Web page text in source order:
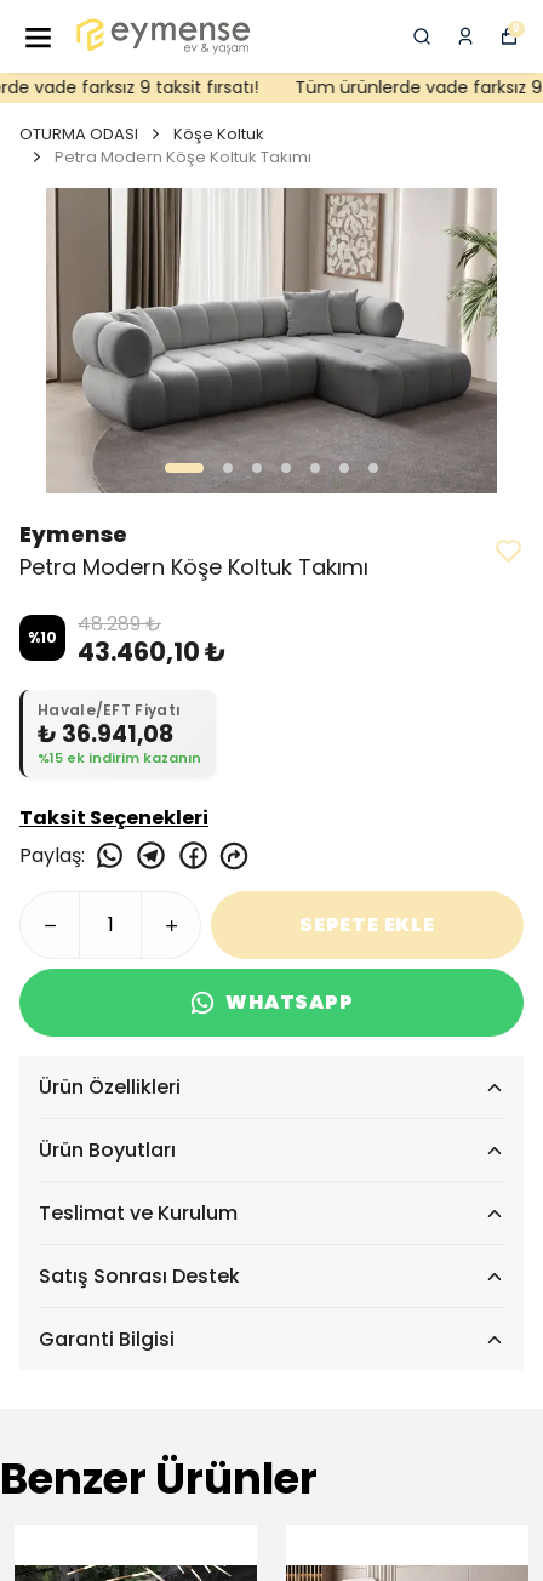
0
vade farksız 9 taksit fırsatı! Tüm ürünlerde vade farksız 9
OTURMA ODASI
Köşe Koltuk
Petra Modern Köşe Koltuk Takımı
Eymense
Petra Modern Köşe Koltuk Takımı
%10 48.289 ₺
43.460,10 ₺
Havale/EFT Fiyatı
₺ 36.941,08
%15 ek indirim kazanın
Taksit Seçenekleri
Paylaş:
SEPETE EKLE
WHATSAPP
Ürün Özellikleri
Ürün Boyutları
Teslimat ve Kurulum
Satış Sonrası Destek
Garanti Bilgisi
Benzer Ürünler